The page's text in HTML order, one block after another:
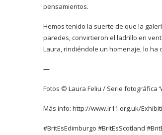
pensamientos.
Hemos tenido la suerte de que la
paredes, convirtieron el ladrillo en
Laura, rindiéndole un homenaje, lo ha
—
Fotos © Laura Feliu / Serie fotográfica
Más info: http://www.ir11.org.uk/
#BritEsEdimburgo #BritEsScotland